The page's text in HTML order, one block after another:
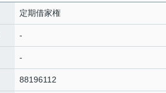
定期借家権
-
-
88196112